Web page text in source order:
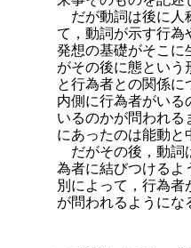
だが動詞は後に人
て，動詞が示す行為
発想の基礎がそこに
がその後に態という
と行為者との関係に
内側に行為者がいる
いるのかが問われる
にあったのは能動と
だがその後，動詞
為者に結びつけるよ
別によって，行為
が問われるようにな